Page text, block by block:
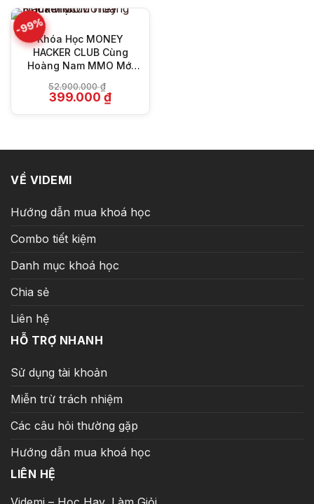
199.000 ₫.
-99%
Khóa Học MONEY
HACKER CLUB Cùng
Hoàng Nam MMO Mới
52.900.000₫
Giá
gốc
399.000₫Giá
VỀ VIDEMI
Hướng dẫn mua khoá học
Combo tiết kiệm
Danh mục khoá học
Chia sẻ
Liên hệ
HỖ TRỢ NHANH
Sử dụng tài khoản
Miễn trừ trách nhiệm
Các câu hỏi thường gặp
Hướng dẫn mua khoá học
LIÊN HỆ